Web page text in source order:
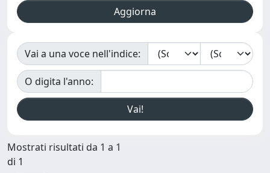
Vai a una voce nell'indice:
O digita l'anno:
Mostrati risultati da 1 a 1
di 1